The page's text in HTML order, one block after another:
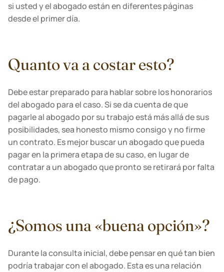
si usted y el abogado están en diferentes páginas
desde el primer día.
Quanto va a costar esto?
Debe estar preparado para hablar sobre los honorarios
del abogado para el caso. Si se da cuenta de que
pagarle al abogado por su trabajo está más allá de sus
posibilidades, sea honesto mismo consigo y no firme
un contrato. Es mejor buscar un abogado que pueda
pagar en la primera etapa de su caso, en lugar de
contratar a un abogado que pronto se retirará por falta
de pago.
¿Somos una «buena opción»?
Durante la consulta inicial, debe pensar en qué tan bien
podría trabajar con el abogado. Esta es una relación